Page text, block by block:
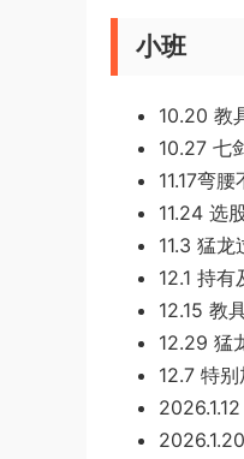
小班
10.20 教
10.27 七
11.17弯
11.24 选
11.3 猛
12.1 持
12.15 教
12.29 猛
12.7 特